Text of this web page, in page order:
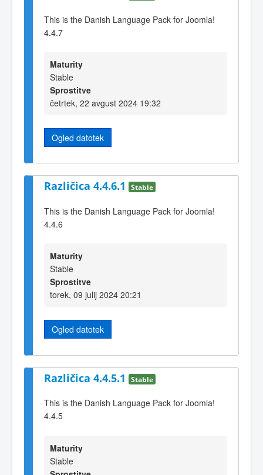
This is the Danish Language Pack for Joomla!
4.4.7
Maturity
Stable
Sprostitve
četrtek, 22 avgust 2024 19:32
Ogled datotek
Različica 4.4.6.1 Stable
This is the Danish Language Pack for Joomla!
4.4.6
Maturity
Stable
Sprostitve
torek, 09 julij 2024 20:21
Ogled datotek
Različica 4.4.5.1 Stable
This is the Danish Language Pack for Joomla!
4.4.5
Maturity
Stable